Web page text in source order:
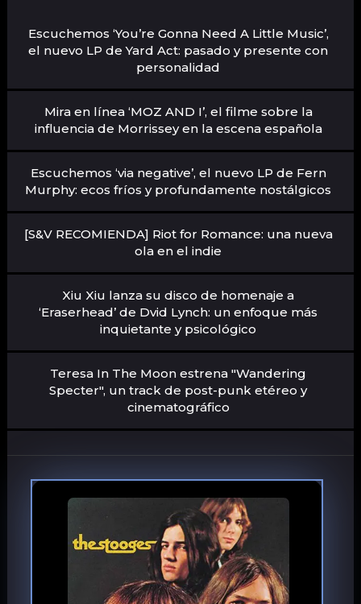
Escuchemos ‘You’re Gonna Need A Little Music’,
el nuevo LP de Yard Act: pasado y presente con
personalidad
Mira en línea ‘MOZ AND I’, el filme sobre la
influencia de Morrissey en la escena española
Escuchemos ‘via negative’, el nuevo LP de Fern
Murphy: ecos fríos y profundamente nostálgicos
[S&V RECOMIENDA] Riot for Romance: una nueva
ola en el indie
Xiu Xiu lanza su disco de homenaje a
‘Eraserhead’ de Dvid Lynch: un enfoque más
inquietante y psicológico
Teresa In The Moon estrena "Wandering
Specter", un track de post-punk etéreo y
cinematográfico